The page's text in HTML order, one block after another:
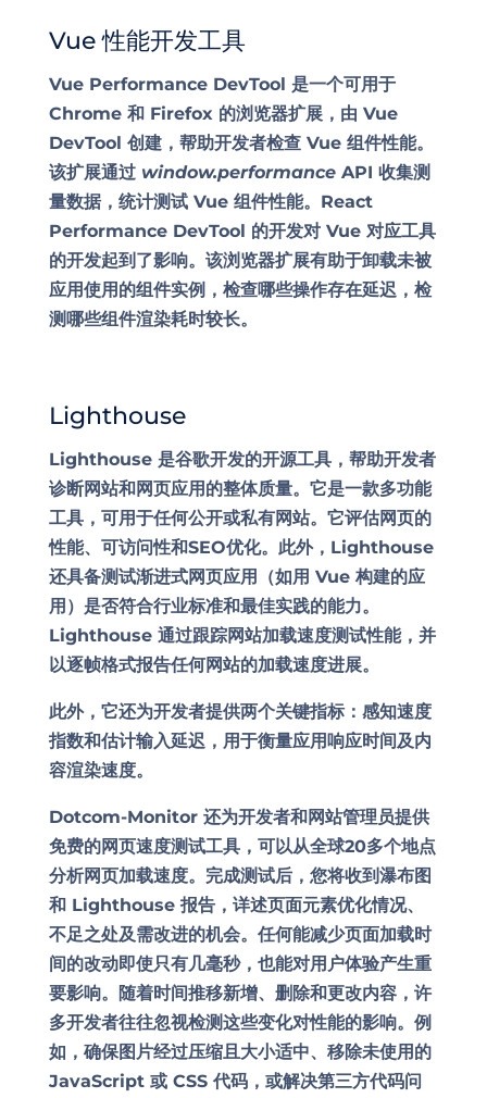
Vue 性能开发工具
Vue Performance DevTool 是一个可用于
Chrome 和 Firefox 的浏览器扩展，由 Vue
DevTool 创建，帮助开发者检查 Vue 组件性能。
该扩展通过 window.performanceAPI 收集测
量数据，统计测试Vue 组件性能。React
Performance DevTool 的开发对 Vue 对应工具
的开发起到了影响。该浏览器扩展有助于卸载未被
应用使用的组件实例，检查哪些操作存在延迟，检
测哪些组件渲染耗时较长。
Lighthouse
Lighthouse 是谷歌开发的开源工具，帮助开发者
诊断网站和网页应用的整体质量。它是一款多功能
工具，可用于任何公开或私有网站。它评估网页的
性能、可访问性和SEO优化。此外，Lighthouse
还具备测试渐进式网页应用（如用 Vue 构建的应
用）是否符合行业标准和最佳实践的能力。
Lighthouse 通过跟踪网站加载速度测试性能，并
以逐帧格式报告任何网站的加载速度进展。
此外，它还为开发者提供两个关键指标：感知速度
指数和估计输入延迟，用于衡量应用响应时间及内
容渲染速度。
Dotcom-Monitor 还为开发者和网站管理员提供
免费的网页速度测试工具，可以从全球20多个地点
分析网页加载速度。完成测试后，您将收到瀑布图
和 Lighthouse 报告，详述页面元素优化情况、
不足之处及需改进的机会。任何能减少页面加载时
间的改动即使只有几毫秒，也能对用户体验产生重
要影响。随着时间推移新增、删除和更改内容，许
多开发者往往忽视检测这些变化对性能的影响。例
如，确保图片经过压缩且大小适中、移除未使用的
JavaScript 或 CSS 代码，或解决第三方代码问